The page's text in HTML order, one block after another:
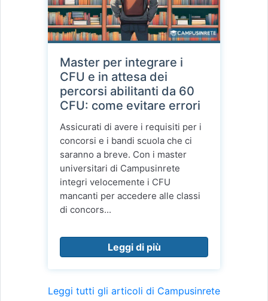
Master per integrare i
CFU e in attesa dei
percorsi abilitanti da 60
CFU: come evitare errori
Assicurati di avere i requisiti per i
concorsi e i bandi scuola che ci
saranno a breve. Con i master
universitari di Campusinrete
integri velocemente i CFU
mancanti per accedere alle classi
di concors...
Leggi di più
Leggi tutti gli articoli di Campusinrete